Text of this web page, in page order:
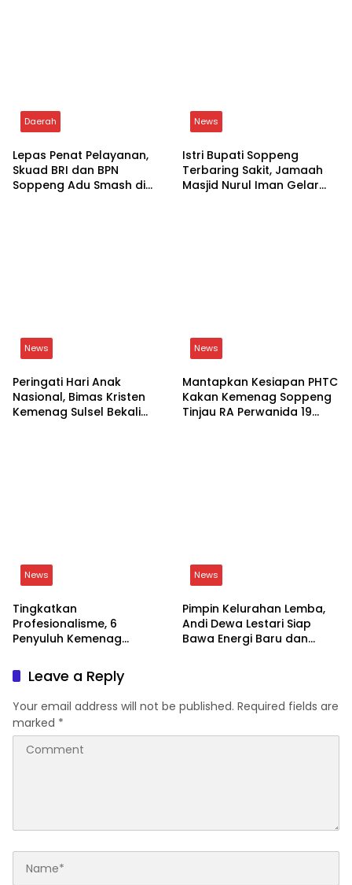
Daerah
Lepas Penat Pelayanan,
Skuad BRI dan BPN
Soppeng Adu Smash di
News
Istri Bupati Soppeng
Terbaring Sakit, Jamaah
Masjid Nurul Iman Gelar
News
Peringati Hari Anak
Nasional, Bimas Kristen
Kemenag Sulsel Bekali
News
Mantapkan Kesiapan PHTC
Kakan Kemenag Soppeng
Tinjau RA Perwanida 19
News
Tingkatkan
Profesionalisme, 6
Penyuluh Kemenag
Kenaikan Jabatan
News
Pimpin Kelurahan Lemba,
Andi Dewa Lestari Siap
Bawa Energi Baru dan
Leave a Reply
Your email address will not be published. Required fields are
marked *